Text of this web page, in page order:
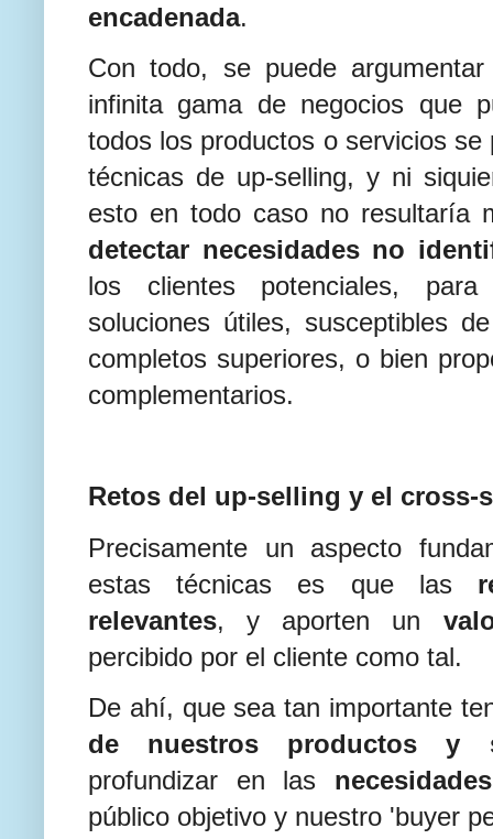
encadenada.
Con todo, se puede
infinita gama de negocios que
todos los productos o servicios
técnicas de up-selling, y ni
esto en todo caso no resultaría
detectar necesidades no
los clientes potenciales,
soluciones útiles, susceptibles
completos superiores, o bien
complementarios.
Retos del up-selling y el cross-
Precisamente un aspecto
estas técnicas es que las
relevantes, y aporten un
percibido por el cliente como tal.
De ahí, que sea tan importante
de nuestros productos y
profundizar en las
público objetivo y nuestro 'buyer